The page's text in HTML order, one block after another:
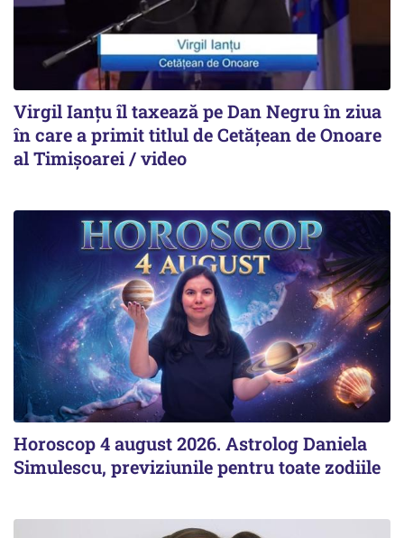
Virgil Ianțu îl taxează pe Dan Negru în ziua
în care a primit titlul de Cetățean de Onoare
al Timișoarei / video
Horoscop 4 august 2026. Astrolog Daniela
Simulescu, previziunile pentru toate zodiile